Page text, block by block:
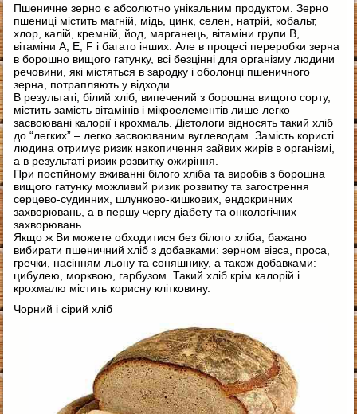
Пшеничне зерно є абсолютно унікальним продуктом. Зерно
пшениці містить магній, мідь, цинк, селен, натрій, кобальт,
хлор, калій, кремній, йод, марганець, вітаміни групи В,
вітаміни А, Е, F і багато інших. Але в процесі переробки зерна
в борошно вищого гатунку, всі безцінні для організму людини
речовини, які містяться в зародку і оболонці пшеничного
зерна, потрапляють у відходи.
В результаті, білий хліб, випечений з борошна вищого сорту,
містить замість вітамінів і мікроелементів лише легко
засвоювані калорії і крохмаль. Дієтологи відносять такий хліб
до “легких” – легко засвоюваним вуглеводам. Замість користі
людина отримує ризик накопичення зайвих жирів в організмі,
а в результаті ризик розвитку ожиріння.
При постійному вживанні білого хліба та виробів з борошна
вищого гатунку можливий ризик розвитку та загострення
серцево-судинних, шлунково-кишкових, ендокринних
захворювань, а в першу чергу діабету та онкологічних
захворювань.
Якщо ж Ви можете обходитися без білого хліба, бажано
вибирати пшеничний хліб з добавками: зерном вівса, проса,
гречки, насінням льону та соняшнику, а також добавками:
цибулею, морквою, гарбузом. Такий хліб крім калорій і
крохмалю містить корисну клітковину.
Чорний і сірий хліб